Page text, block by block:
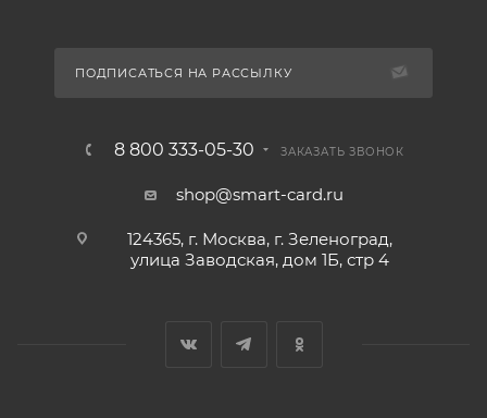
ПОДПИСАТЬСЯ НА РАССЫЛКУ
8 800 333-05-30 ЗАКАЗАТЬ ЗВОНОК
shop@smart-card.ru
124365, г. Москва, г. Зеленоград,
улица Заводская, дом 1Б, стр 4